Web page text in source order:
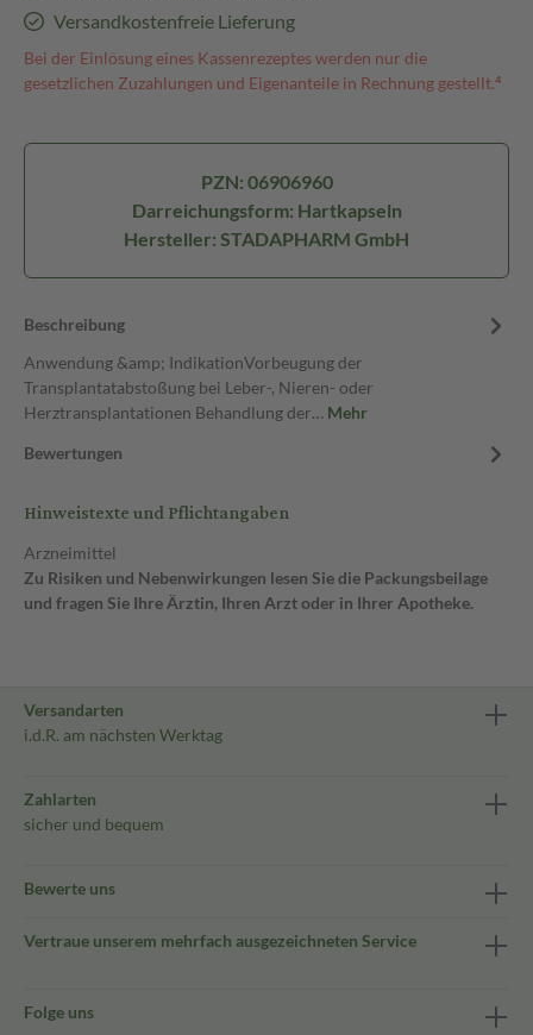
Versandkostenfreie Lieferung
Bei der Einlösung eines Kassenrezeptes werden nur die
gesetzlichen Zuzahlungen und Eigenanteile in Rechnung gestellt.⁴
PZN: 06906960
Darreichungsform: Hartkapseln
Hersteller: STADAPHARM GmbH
Beschreibung
Anwendung &amp; IndikationVorbeugung der
Transplantatabstoßung bei Leber-, Nieren- oder
Herztransplantationen Behandlung der… Mehr
Bewertungen
Hinweistexte und Pflichtangaben
Arzneimittel
Zu Risiken und Nebenwirkungen lesen Sie die Packungsbeilage
und fragen Sie Ihre Ärztin, Ihren Arzt oder in Ihrer Apotheke.
Versandarten
i.d.R. am nächsten Werktag
Zahlarten
sicher und bequem
Bewerte uns
Vertraue unserem mehrfach ausgezeichneten Service
Folge uns